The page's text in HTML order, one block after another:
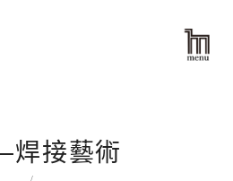
焊接藝術
/